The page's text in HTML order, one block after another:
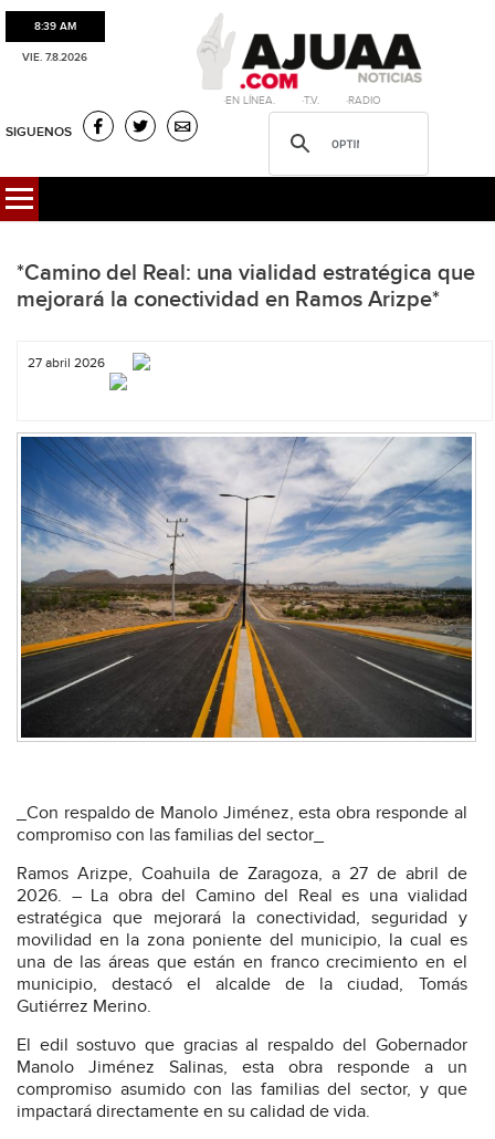
8:39 AM
VIE. 7.8.2026
·EN LÍNEA. ·T.V. ·RADIO
SIGUENOS
*Camino del Real: una vialidad estratégica que
mejorará la conectividad en Ramos Arizpe*
27 abril 2026
_Con respaldo de Manolo Jiménez, esta obra responde al
compromiso con las familias del sector_
Ramos Arizpe, Coahuila de Zaragoza, a 27 de abril de
2026. – La obra del Camino del Real es una vialidad
estratégica que mejorará la conectividad, seguridad y
movilidad en la zona poniente del municipio, la cual es
una de las áreas que están en franco crecimiento en el
municipio, destacó el alcalde de la ciudad, Tomás
Gutiérrez Merino.
El edil sostuvo que gracias al respaldo del Gobernador
Manolo Jiménez Salinas, esta obra responde a un
compromiso asumido con las familias del sector, y que
impactará directamente en su calidad de vida.